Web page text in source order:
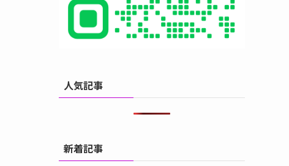
人気記事
新着記事